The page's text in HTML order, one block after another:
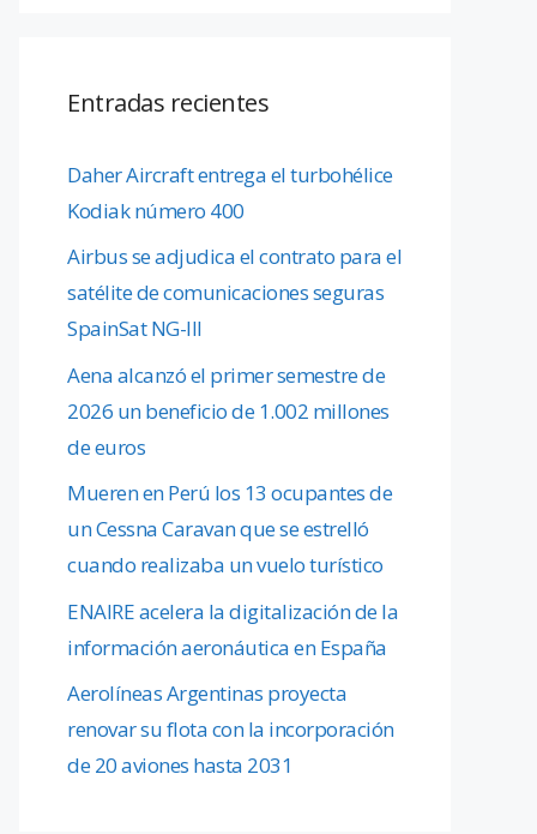
Entradas recientes
Daher Aircraft entrega el turbohélice
Kodiak número 400
Airbus se adjudica el contrato para el
satélite de comunicaciones seguras
SpainSat NG-III
Aena alcanzó el primer semestre de
2026 un beneficio de 1.002 millones
de euros
Mueren en Perú los 13 ocupantes de
un Cessna Caravan que se estrelló
cuando realizaba un vuelo turístico
ENAIRE acelera la digitalización de la
información aeronáutica en España
Aerolíneas Argentinas proyecta
renovar su flota con la incorporación
de 20 aviones hasta 2031